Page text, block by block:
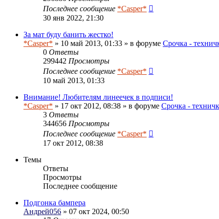
Последнее сообщение *Casper*
30 янв 2022, 21:30
За мат буду банить жестко!
*Casper* » 10 май 2013, 01:33 » в форуме Срочка -
0 Ответы
299442 Просмотры
Последнее сообщение *Casper*
10 май 2013, 01:33
Внимание! Любителям линеечек в подписи!
*Casper* » 17 окт 2012, 08:38 » в форуме Срочка -
3 Ответы
344656 Просмотры
Последнее сообщение *Casper*
17 окт 2012, 08:38
Темы
Ответы
Просмотры
Последнее сообщение
Подгонка бампера
Андрей056 » 07 окт 2024, 00:50